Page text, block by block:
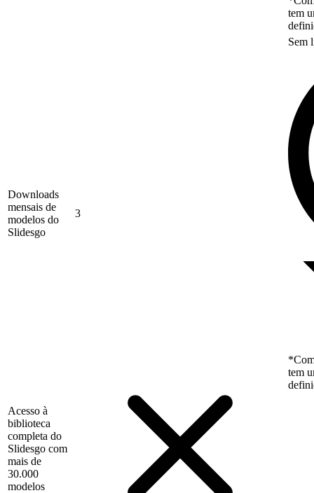
tem
Downloads
mensais de
modelos do
Slidesgo
3
Sem
tem
Acesso à
biblioteca
completa do
Slidesgo com
mais de
30.000
modelos